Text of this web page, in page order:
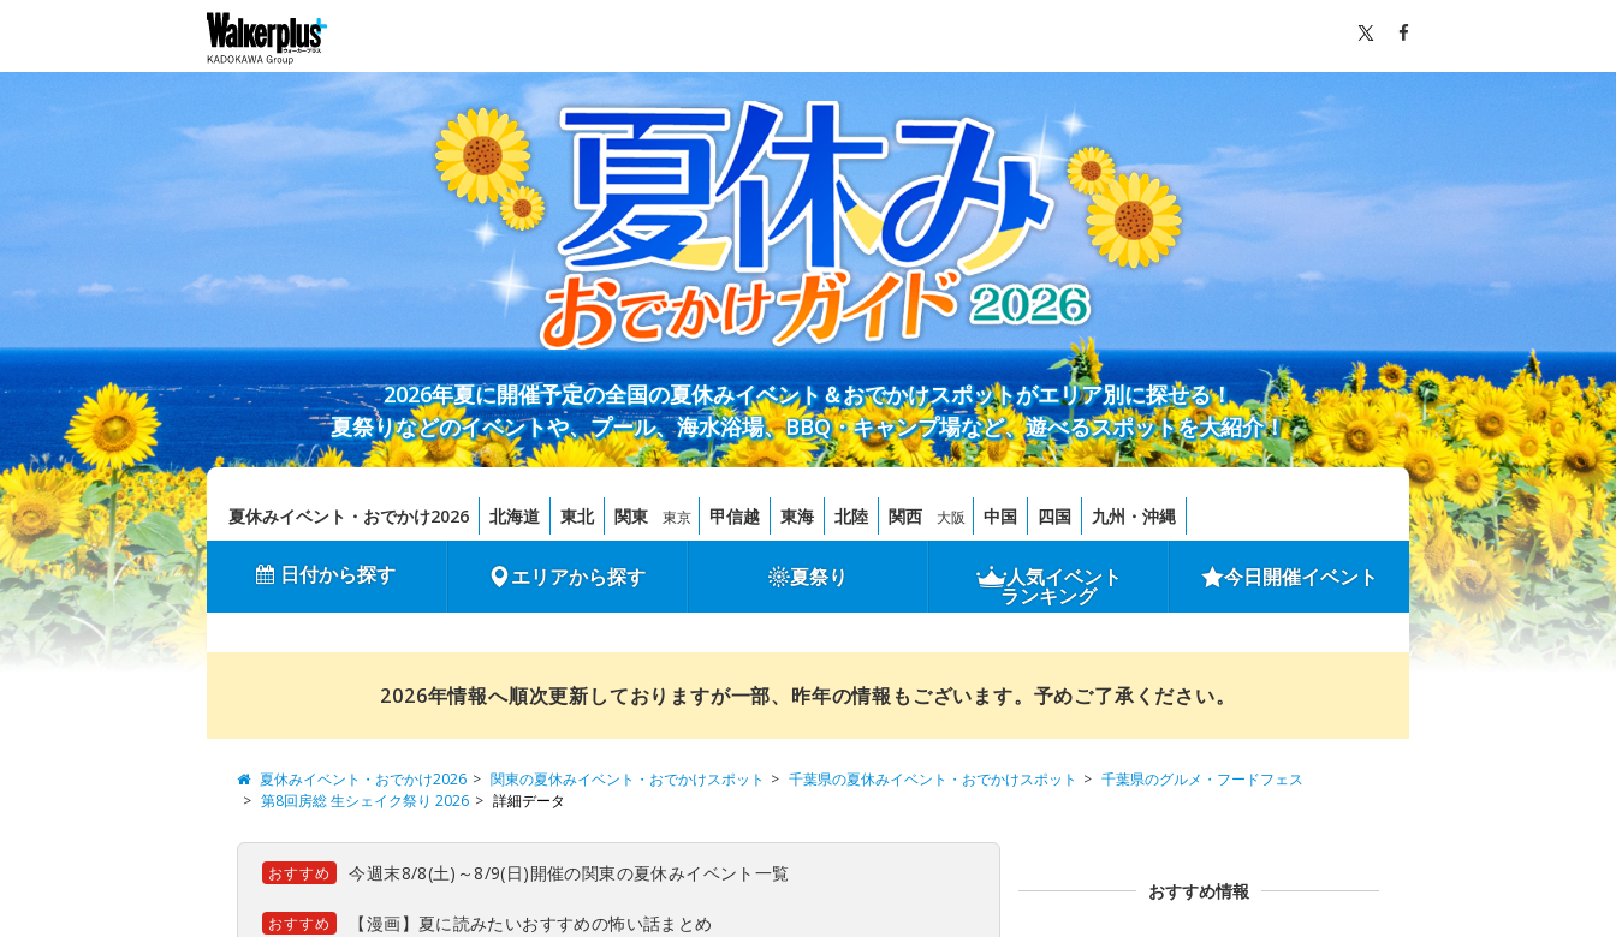
2026年夏に開催予定の全国の夏休みイベント＆おでかけスポットがエリア別に探せる！
夏祭りなどのイベントや、プール、海水浴場、BBQ・キャンプ場など、遊べるスポットを大紹介！
夏休みイベント・おでかけ2026 北海道 東北 関東 東京 甲信越 東海 北陸 関西 大阪 中国 四国 九州・沖縄
日付から探す エリアから探す 夏祭り 人気イベント
ランキング
今日開催イベント
2026年情報へ順次更新しておりますが一部、昨年の情報もございます。予めご了承ください。
夏休みイベント・おでかけ2026 関東の夏休みイベント・おでかけスポット 千葉県の夏休みイベント・おでかけスポット
千葉県のグルメ・フードフェス
第8回房総 生シェイク祭り 2026
詳細データ
おすすめ 今週末8/8(土)～8/9(日)開催の関東の夏休みイベント一覧
おすすめ 【漫画】夏に読みたいおすすめの怖い話まとめ
おすすめ情報